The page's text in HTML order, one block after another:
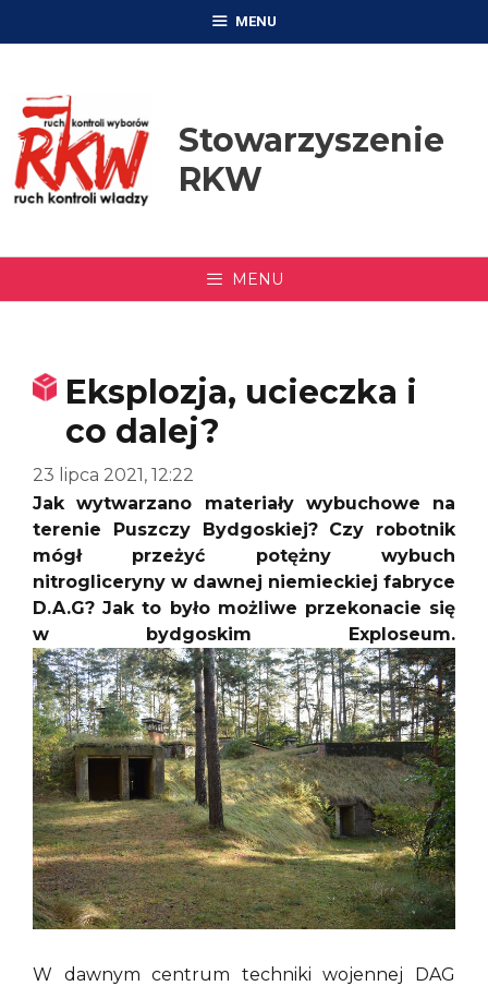
MENU
Stowarzyszenie
RKW
MENU
Eksplozja, ucieczka i
co dalej?
23 lipca 2021, 12:22
Jak wytwarzano materiały wybuchowe na
terenie Puszczy Bydgoskiej? Czy robotnik
mógł przeżyć potężny wybuch
nitrogliceryny w dawnej niemieckiej fabryce
D.A.G? Jak to było możliwe przekonacie się
w bydgoskim Exploseum.
W dawnym centrum techniki wojennej DAG